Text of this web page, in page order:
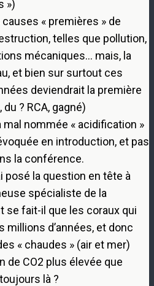
»)
« premières » de
telles que pollution,
mécaniques… mais, la
et bien sur surtout ces
deviendrait la première
? RCA, gagné)
nommée « acidification »
en introduction, et pas
la conférence.
posé la question en tête à
spécialiste de la
se fait-il que les coraux qui
millions d’années, et donc
« chaudes » (air et mer)
de CO2 plus élevée que
là ?